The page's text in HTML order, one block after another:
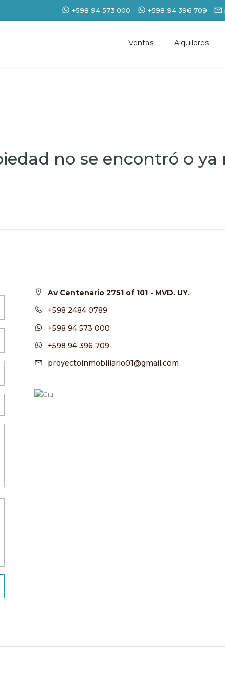
+598 94 573 000 +598 94 396 709
Ventas Alquileres
no se encontró o ya
Av Centenario 2751 of 101 - MVD. UY.
+598 2484 0789
+598 94 573 000
+598 94 396 709
proyectoinmobiliario01@gmail.com